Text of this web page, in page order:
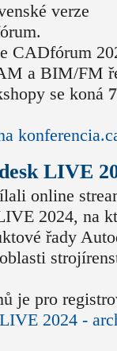
verze
CADfórum
a BIM/FM
se koná
LIVE
online
2024, na
řady
je pro
2024 -